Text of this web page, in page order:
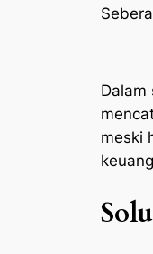
Dalam
meski